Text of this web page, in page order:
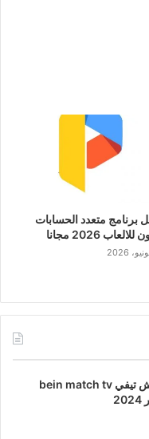
برنامج متعدد الحسابات
2026 مجانا
تحميل تطبيق بين ماتش تيفي bein match tv